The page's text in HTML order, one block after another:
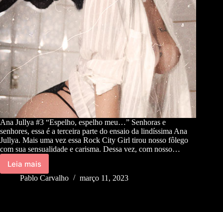
Ana Jullya #3 “Espelho, espelho meu…” Senhoras e
senhores, essa é a terceira parte do ensaio da lindíssima Ana
Jullya. Mais uma vez essa Rock City Girl tirou nosso fôlego
com sua sensualidade e carisma. Dessa vez, com nosso…
Leia mais
Pablo Carvalho março 11, 2023